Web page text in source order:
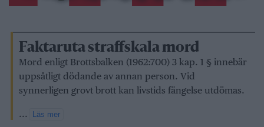
Faktaruta straffskala mord
Mord enligt Brottsbalken (1962:700) 3 kap. 1 § innebär
uppsåtligt dödande av annan person. Vid
synnerligen grovt brott kan livstids fängelse utdömas.
... Läs mer